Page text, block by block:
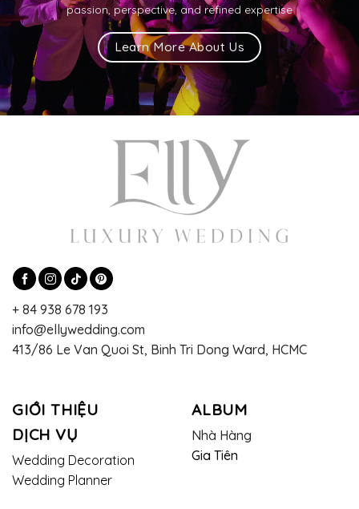
passion, perspective, and refined expertise
Learn More About Us
+ 84 938 678 193
info@ellywedding.com
413/86 Le Van Quoi St, Binh Tri Dong Ward, HCMC
GIỚI THIỆU
DỊCH VỤ
Wedding Decoration
Wedding Planner
ALBUM
Nhà Hàng
Gia Tiên